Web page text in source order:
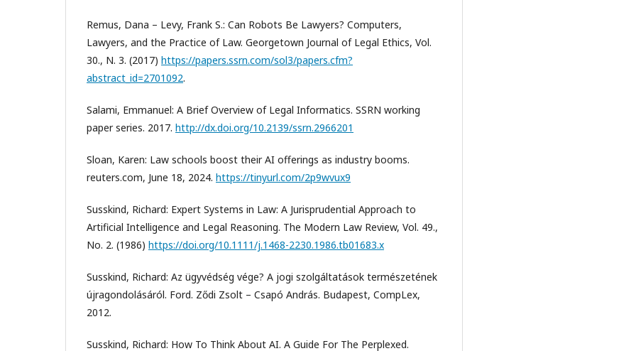
Remus, Dana – Levy, Frank S.: Can Robots Be Lawyers? Computers,
Lawyers, and the Practice of Law. Georgetown Journal of Legal Ethics, Vol.
30., N. 3. (2017) https://papers.ssrn.com/sol3/papers.cfm?
abstract_id=2701092.
Salami, Emmanuel: A Brief Overview of Legal Informatics. SSRN working
paper series. 2017. http://dx.doi.org/10.2139/ssrn.2966201
Sloan, Karen: Law schools boost their AI offerings as industry booms.
reuters.com, June 18, 2024. https://tinyurl.com/2p9wvux9
Susskind, Richard: Expert Systems in Law: A Jurisprudential Approach to
Artificial Intelligence and Legal Reasoning. The Modern Law Review, Vol. 49.,
No. 2. (1986) https://doi.org/10.1111/j.1468-2230.1986.tb01683.x
Susskind, Richard: Az ügyvédség vége? A jogi szolgáltatások természetének
újragondolásáról. Ford. Ződi Zsolt – Csapó András. Budapest, CompLex,
2012.
Susskind, Richard: How To Think About AI. A Guide For The Perplexed.